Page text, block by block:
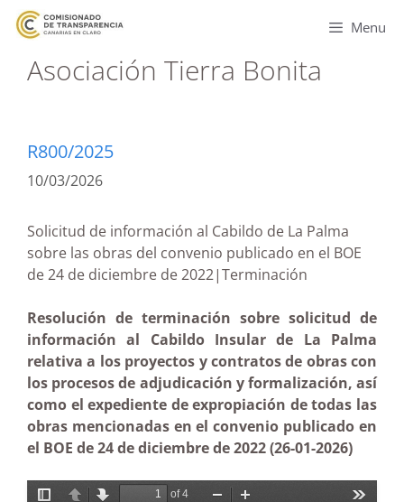
Menu
Asociación Tierra Bonita
R800/2025
10/03/2026
Solicitud de información al Cabildo de La Palma
sobre las obras del convenio publicado en el BOE
de 24 de diciembre de 2022|Terminación
Resolución de terminación sobre solicitud de
información al Cabildo Insular de La Palma
relativa a los proyectos y contratos de obras con
los procesos de adjudicación y formalización, así
como el expediente de expropiación de todas las
obras mencionadas en el convenio publicado en
el BOE de 24 de diciembre de 2022 (26-01-2026)